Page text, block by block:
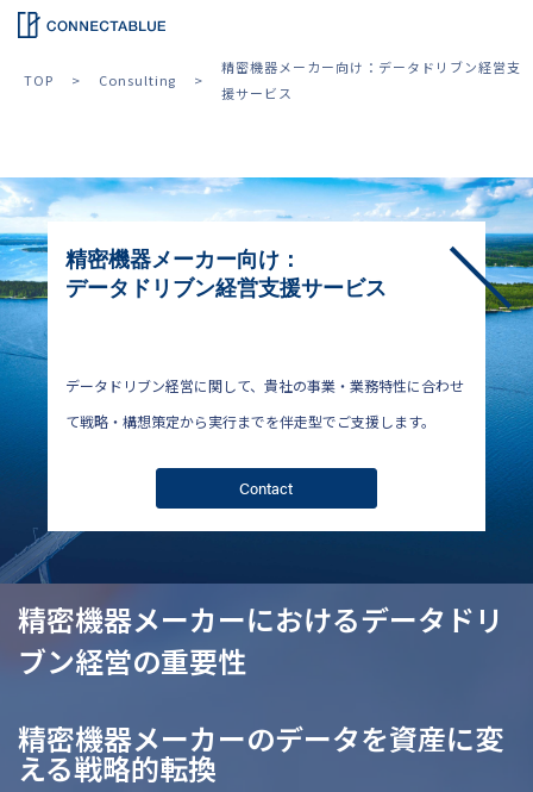
TOP Consulting
精密機器メーカー向け：データドリブン経営支
援サービス
精密機器メーカー向け：
データドリブン経営支援サービス
データドリブン経営に関して、貴社の事業・業務特性に合わせ
て戦略・構想策定から実行までを伴走型でご支援します。
Contact
精密機器メーカーにおけるデータドリ
ブン経営の重要性
精密機器メーカーのデータを資産に変
える戦略的転換